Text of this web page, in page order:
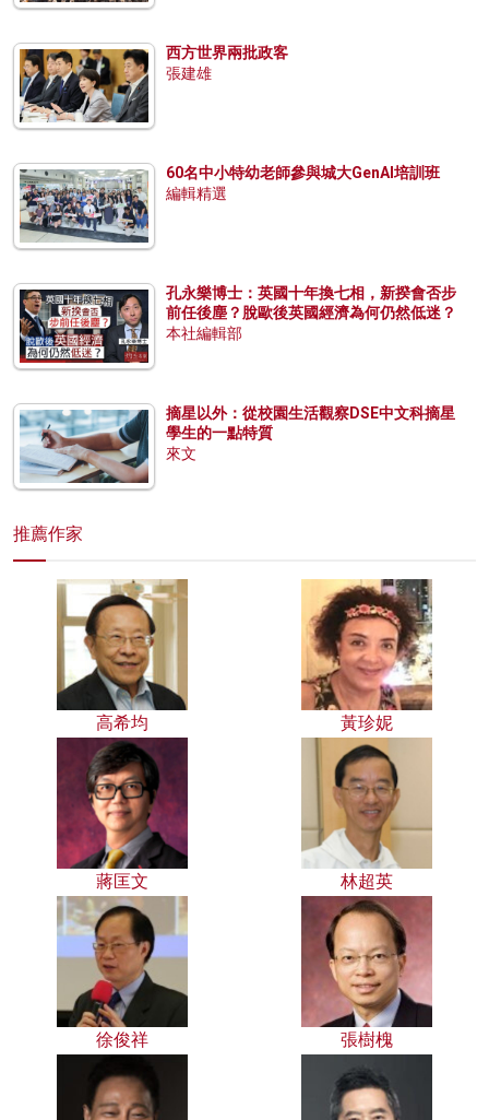
西方世界兩批政客
張建雄
60名中小特幼老師參與城大GenAI培訓班
編輯精選
孔永樂博士：英國十年換七相，新揆會否步
前任後塵？脫歐後英國經濟為何仍然低迷？
本社編輯部
摘星以外：從校園生活觀察DSE中文科摘星
學生的一點特質
來文
推薦作家
高希均 黃珍妮
蔣匡文 林超英
徐俊祥 張樹槐